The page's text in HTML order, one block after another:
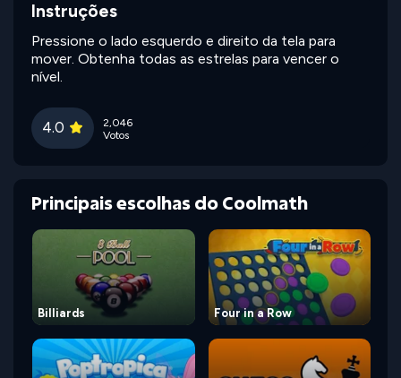
Instruções
Pressione o lado esquerdo e direito da tela para
mover. Obtenha todas as estrelas para vencer o
nível.
4.0
2,046
Votos
Principais escolhas do Coolmath
Billiards Four in a Row